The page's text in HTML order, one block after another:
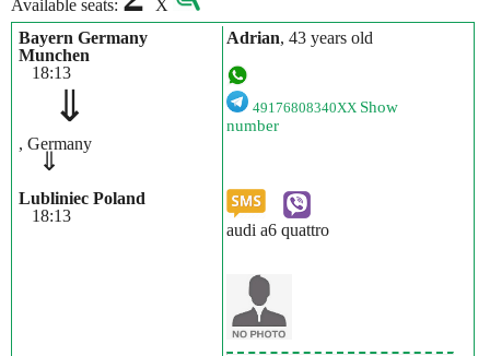
Available seats:
X
Bayern Germany
Munchen
18:13
⇓
, Germany
⇓
Lubliniec Poland
18:13
Adrian, 43 years old
49176808340XX Show
number
audi a6 quattro